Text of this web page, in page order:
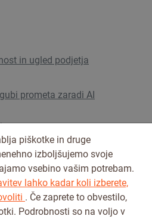
in ugled podjetja
prometa zaradi AI
piškotke in druge
izboljšujemo svoje
vsebino vašim potrebam.
lahko kadar koli izberete,
. Če zaprete to obvestilo,
Podrobnosti so na voljo v